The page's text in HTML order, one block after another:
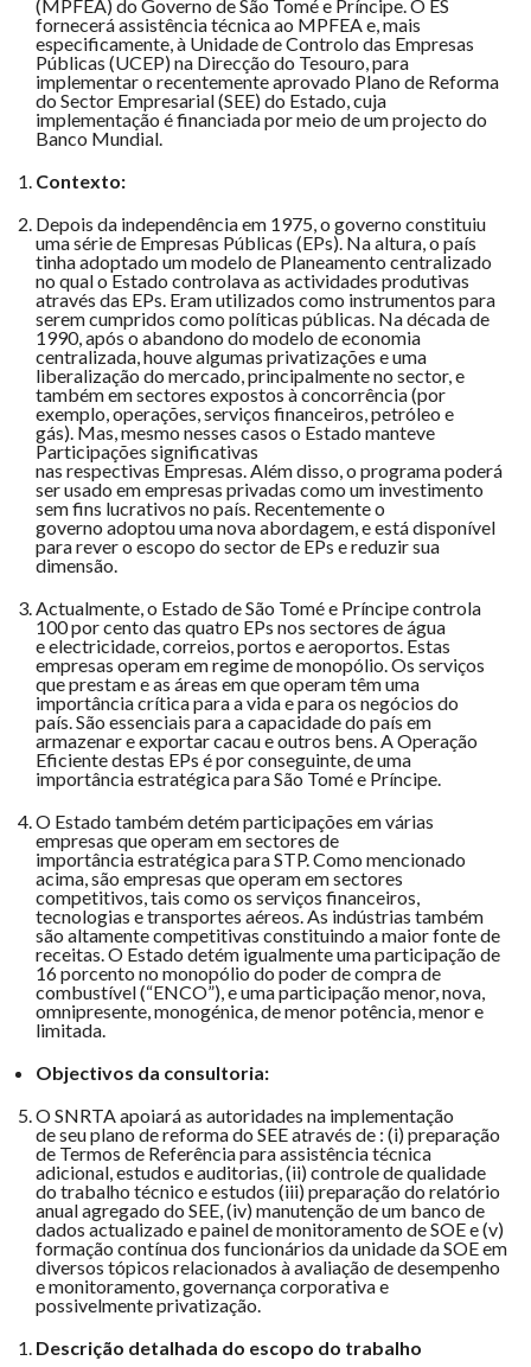
(MPFEA) do Governo de São Tomé e Príncipe. O ES
fornecerá assistência técnica ao MPFEA e, mais
especificamente, à Unidade de Controlo das Empresas
Públicas (UCEP) na Direcção do Tesouro, para
implementar o recentemente aprovado Plano de Reforma
do Sector Empresarial (SEE) do Estado, cuja
implementação é financiada por meio de um projecto do
Banco Mundial.
Contexto:
Depois da independência em 1975, o governo constituiu
uma série de Empresas Públicas (EPs). Na altura, o país
tinha adoptado um modelo de Planeamento centralizado
no qual o Estado controlava as actividades produtivas
através das EPs. Eram utilizados como instrumentos para
serem cumpridos como políticas públicas. Na década de
1990, após o abandono do modelo de economia
centralizada, houve algumas privatizações e uma
liberalização do mercado, principalmente no sector, e
também em sectores expostos à concorrência (por
exemplo, operações, serviços financeiros, petróleo e
gás). Mas, mesmo nesses casos o Estado manteve
Participações significativas
nas respectivas Empresas. Além disso, o programa poderá
ser usado em empresas privadas como um investimento
sem fins lucrativos no país. Recentemente o
governo adoptou uma nova abordagem, e está disponível
para rever o escopo do sector de EPs e reduzir sua
dimensão.
Actualmente, o Estado de São Tomé e Príncipe controla
100 por cento das quatro EPs nos sectores de água
e electricidade, correios, portos e aeroportos. Estas
empresas operam em regime de monopólio. Os serviços
que prestam e as áreas em que operam têm uma
importância crítica para a vida e para os negócios do
país. São essenciais para a capacidade do país em
armazenar e exportar cacau e outros bens. A Operação
Eficiente destas EPs é por conseguinte, de uma
importância estratégica para São Tomé e Príncipe.
O Estado também detém participações em várias
empresas que operam em sectores de
importância estratégica para STP. Como mencionado
acima, são empresas que operam em sectores
competitivos, tais como os serviços financeiros,
tecnologias e transportes aéreos. As indústrias também
são altamente competitivas constituindo a maior fonte de
receitas. O Estado detém igualmente uma participação de
16 porcento no monopólio do poder de compra de
combustível (“ENCO”), e uma participação menor, nova,
omnipresente, monogénica, de menor potência, menor e
limitada.
Objectivos da consultoria:
O SNRTA apoiará as autoridades na implementação
de seu plano de reforma do SEE através de : (i) preparação
de Termos de Referência para assistência técnica
adicional, estudos e auditorias, (ii) controle de qualidade
do trabalho técnico e estudos (iii) preparação do relatório
anual agregado do SEE, (iv) manutenção de um banco de
dados actualizado e painel de monitoramento de SOE e (v)
formação contínua dos funcionários da unidade da SOE em
diversos tópicos relacionados à avaliação de desempenho
e monitoramento, governança corporativa e
possivelmente privatização.
Descrição detalhada do escopo do trabalho